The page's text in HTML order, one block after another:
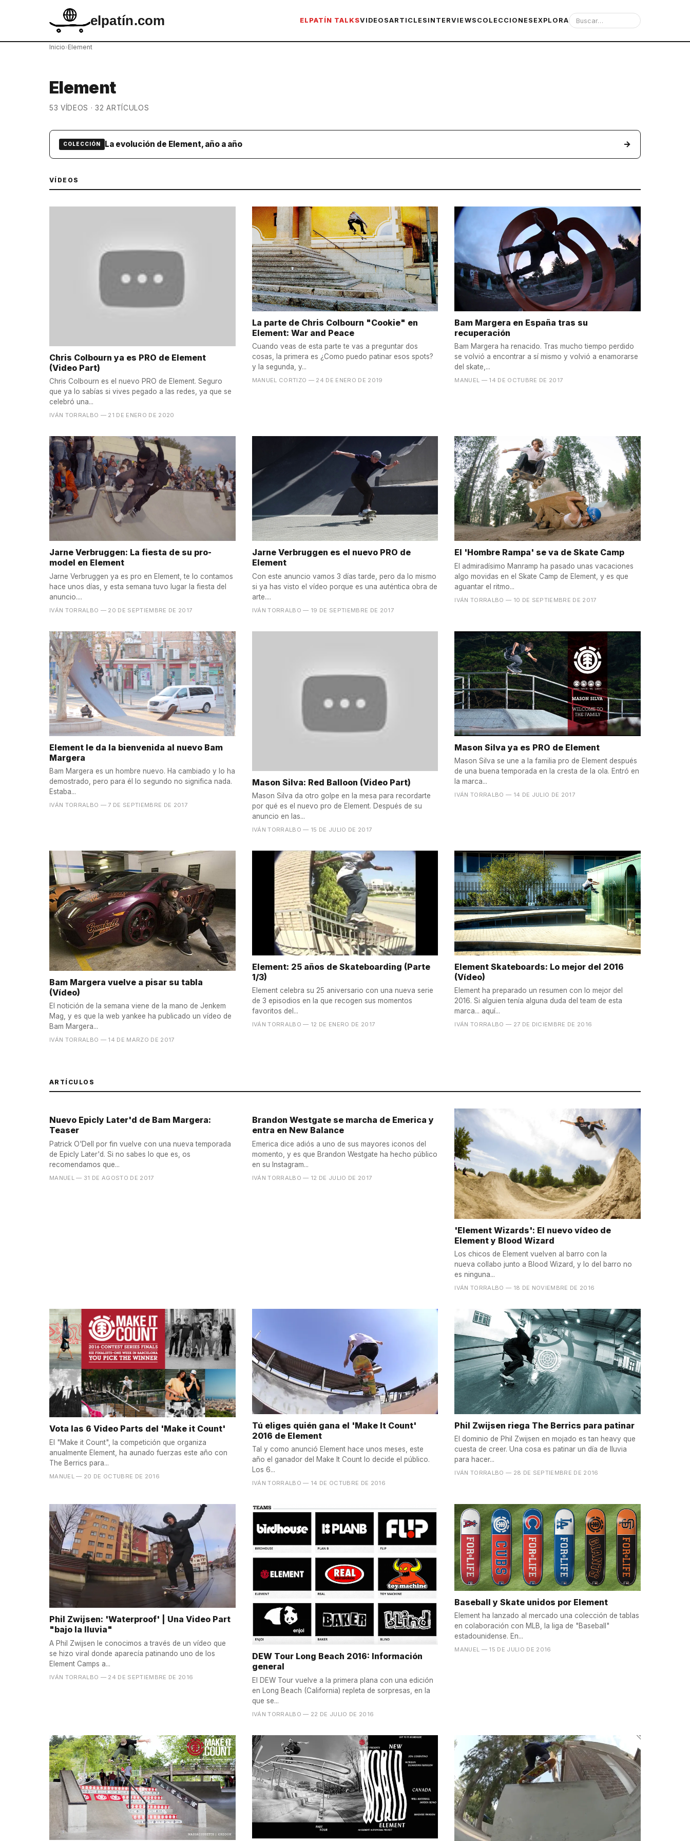
elpatín.com ELPATÍN TALKSVIDEOSARTICLES INTERVIEWS COLECCIONES EXPLORA
Inicio›Element
Element
53 VÍDEOS · 32 ARTÍCULOS
COLECCIÓN La evolución de Element, año a año →
VÍDEOS
Chris Colbourn ya es PRO de Element
(Video Part)
Chris Colbourn es el nuevo PRO de Element. Seguro
que ya lo sabías si vives pegado a las redes, ya que se
celebró una...
IVÁN TORRALBO — 21 DE ENERO DE 2020
La parte de Chris Colbourn "Cookie" en
Element: War and Peace
Cuando veas de esta parte te vas a preguntar dos
cosas, la primera es ¿Como puedo patinar esos spots?
y la segunda, y...
MANUEL CORTIZO — 24 DE ENERO DE 2019
Bam Margera en España tras su
recuperación
Bam Margera ha renacido. Tras mucho tiempo perdido
se volvió a encontrar a sí mismo y volvió a enamorarse
del skate,...
MANUEL — 14 DE OCTUBRE DE 2017
Jarne Verbruggen: La fiesta de su pro-
model en Element
Jarne Verbruggen ya es pro en Element, te lo contamos
hace unos días, y esta semana tuvo lugar la fiesta del
anuncio....
IVÁN TORRALBO — 20 DE SEPTIEMBRE DE 2017
Jarne Verbruggen es el nuevo PRO de
Element
Con este anuncio vamos 3 días tarde, pero da lo mismo
si ya has visto el vídeo porque es una auténtica obra de
arte....
IVÁN TORRALBO — 19 DE SEPTIEMBRE DE 2017
El 'Hombre Rampa' se va de Skate Camp
El admiradísimo Manramp ha pasado unas vacaciones
algo movidas en el Skate Camp de Element, y es que
aguantar el ritmo...
IVÁN TORRALBO — 10 DE SEPTIEMBRE DE 2017
Element le da la bienvenida al nuevo Bam
Margera
Bam Margera es un hombre nuevo. Ha cambiado y lo ha
demostrado, pero para él lo segundo no significa nada.
Estaba...
IVÁN TORRALBO — 7 DE SEPTIEMBRE DE 2017
Mason Silva: Red Balloon (Video Part)
Mason Silva da otro golpe en la mesa para recordarte
por qué es el nuevo pro de Element. Después de su
anuncio en las...
IVÁN TORRALBO — 15 DE JULIO DE 2017
Mason Silva ya es PRO de Element
Mason Silva se une a la familia pro de Element después
de una buena temporada en la cresta de la ola. Entró en
la marca...
IVÁN TORRALBO — 14 DE JULIO DE 2017
Bam Margera vuelve a pisar su tabla
(Vídeo)
El notición de la semana viene de la mano de Jenkem
Mag, y es que la web yankee ha publicado un vídeo de
Bam Margera...
IVÁN TORRALBO — 14 DE MARZO DE 2017
Element: 25 años de Skateboarding (Parte
1/3)
Element celebra su 25 aniversario con una nueva serie
de 3 episodios en la que recogen sus momentos
favoritos del...
IVÁN TORRALBO — 12 DE ENERO DE 2017
Element Skateboards: Lo mejor del 2016
(Vídeo)
Element ha preparado un resumen con lo mejor del
2016. Si alguien tenía alguna duda del team de esta
marca... aquí...
IVÁN TORRALBO — 27 DE DICIEMBRE DE 2016
ARTÍCULOS
Nuevo Epicly Later'd de Bam Margera:
Teaser
Patrick O'Dell por fin vuelve con una nueva temporada
de Epicly Later'd. Si no sabes lo que es, os
recomendamos que...
MANUEL — 31 DE AGOSTO DE 2017
Brandon Westgate se marcha de Emerica y
entra en New Balance
Emerica dice adiós a uno de sus mayores iconos del
momento, y es que Brandon Westgate ha hecho público
en su Instagram...
IVÁN TORRALBO — 12 DE JULIO DE 2017
'Element Wizards': El nuevo vídeo de
Element y Blood Wizard
Los chicos de Element vuelven al barro con la
nueva collabo junto a Blood Wizard, y lo del barro no
es ninguna...
IVÁN TORRALBO — 18 DE NOVIEMBRE DE 2016
Vota las 6 Video Parts del 'Make it Count'
El "Make it Count", la competición que organiza
anualmente Element, ha aunado fuerzas este año con
The Berrics para...
MANUEL — 20 DE OCTUBRE DE 2016
Tú eliges quién gana el 'Make It Count'
2016 de Element
Tal y como anunció Element hace unos meses, este
año el ganador del Make It Count lo decide el público.
Los 6...
IVÁN TORRALBO — 14 DE OCTUBRE DE 2016
Phil Zwijsen riega The Berrics para patinar
El dominio de Phil Zwijsen en mojado es tan heavy que
cuesta de creer. Una cosa es patinar un día de lluvia
para hacer...
IVÁN TORRALBO — 28 DE SEPTIEMBRE DE 2016
Phil Zwijsen: 'Waterproof' | Una Video Part
"bajo la lluvia"
A Phil Zwijsen le conocimos a través de un vídeo que
se hizo viral donde aparecía patinando uno de los
Element Camps a...
IVÁN TORRALBO — 24 DE SEPTIEMBRE DE 2016
DEW Tour Long Beach 2016: Información
general
El DEW Tour vuelve a la primera plana con una edición
en Long Beach (California) repleta de sorpresas, en la
que se...
IVÁN TORRALBO — 22 DE JULIO DE 2016
Baseball y Skate unidos por Element
Element ha lanzado al mercado una colección de tablas
en colaboración con MLB, la liga de "Baseball"
estadounidense. En...
MANUEL — 15 DE JULIO DE 2016